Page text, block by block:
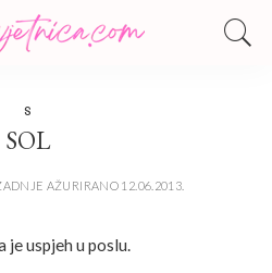
S
SOL
AŽURIRANO 12.06.2013.
je uspjeh u poslu.